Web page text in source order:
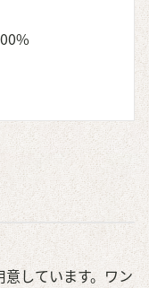
しています。ワン